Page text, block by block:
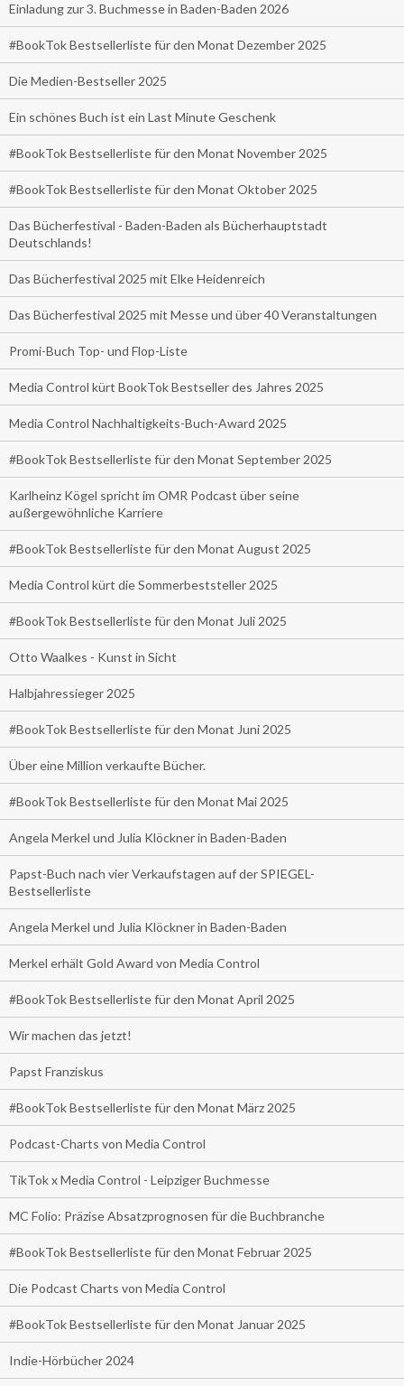
Einladung zur 3. Buchmesse in Baden-Baden 2026
#BookTok Bestsellerliste für den Monat Dezember 2025
Die Medien-Bestseller 2025
Ein schönes Buch ist ein Last Minute Geschenk
#BookTok Bestsellerliste für den Monat November 2025
#BookTok Bestsellerliste für den Monat Oktober 2025
Das Bücherfestival - Baden-Baden als Bücherhauptstadt
Deutschlands!
Das Bücherfestival 2025 mit Elke Heidenreich
Das Bücherfestival 2025 mit Messe und über 40 Veranstaltungen
Promi-Buch Top- und Flop-Liste
Media Control kürt BookTok Bestseller des Jahres 2025
Media Control Nachhaltigkeits-Buch-Award 2025
#BookTok Bestsellerliste für den Monat September 2025
Karlheinz Kögel spricht im OMR Podcast über seine
außergewöhnliche Karriere
#BookTok Bestsellerliste für den Monat August 2025
Media Control kürt die Sommerbeststeller 2025
#BookTok Bestsellerliste für den Monat Juli 2025
Otto Waalkes - Kunst in Sicht
Halbjahressieger 2025
#BookTok Bestsellerliste für den Monat Juni 2025
Über eine Million verkaufte Bücher.
#BookTok Bestsellerliste für den Monat Mai 2025
Angela Merkel und Julia Klöckner in Baden-Baden
Papst-Buch nach vier Verkaufstagen auf der SPIEGEL-
Bestsellerliste
Angela Merkel und Julia Klöckner in Baden-Baden
Merkel erhält Gold Award von Media Control
#BookTok Bestsellerliste für den Monat April 2025
Wir machen das jetzt!
Papst Franziskus
#BookTok Bestsellerliste für den Monat März 2025
Podcast-Charts von Media Control
TikTok x Media Control - Leipziger Buchmesse
MC Folio: Präzise Absatzprognosen für die Buchbranche
#BookTok Bestsellerliste für den Monat Februar 2025
Die Podcast Charts von Media Control
#BookTok Bestsellerliste für den Monat Januar 2025
Indie-Hörbücher 2024